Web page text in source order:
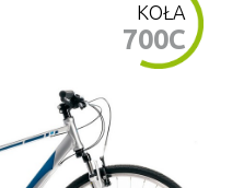
KOŁA
700C